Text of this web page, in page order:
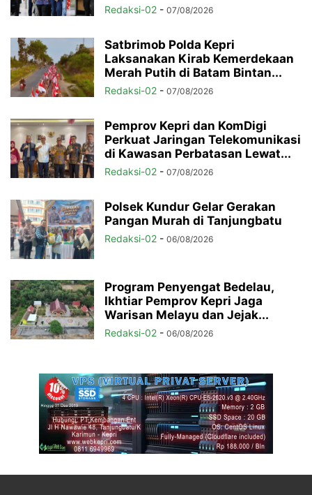
Redaksi-02 - 07/08/2026
Satbrimob Polda Kepri
Laksanakan Kirab Kemerdekaan
Merah Putih di Batam Bintan...
Redaksi-02 - 07/08/2026
Pemprov Kepri dan KomDigi
Perkuat Jaringan Telekomunikasi
di Kawasan Perbatasan Lewat...
Redaksi-02 - 07/08/2026
Polsek Kundur Gelar Gerakan
Pangan Murah di Tanjungbatu
Redaksi-02 - 06/08/2026
Program Penyengat Bedelau,
Ikhtiar Pemprov Kepri Jaga
Warisan Melayu dan Jejak...
Redaksi-02 - 06/08/2026